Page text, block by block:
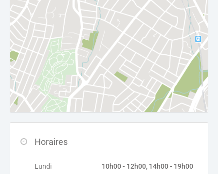
Horaires
Lundi 10h00 - 12h00, 14h00 - 19h00